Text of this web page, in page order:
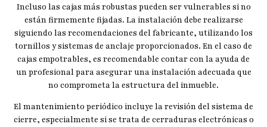
Incluso las cajas más robustas pueden ser vulnerables si no
están firmemente fijadas. La instalación debe realizarse
siguiendo las recomendaciones del fabricante, utilizando los
tornillos y sistemas de anclaje proporcionados. En el caso de
cajas empotrables, es recomendable contar con la ayuda de
un profesional para asegurar una instalación adecuada que
no comprometa la estructura del inmueble.
El mantenimiento periódico incluye la revisión del sistema de
cierre, especialmente si se trata de cerraduras electrónicas o